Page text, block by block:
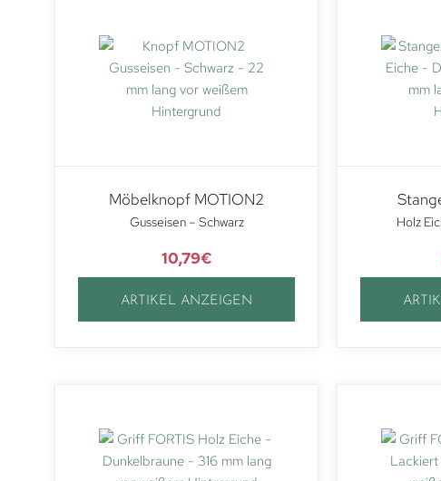
Möbelknopf MOTION2
Gusseisen – Schwarz
10,79€
ARTIKEL ANZEIGEN
Holz